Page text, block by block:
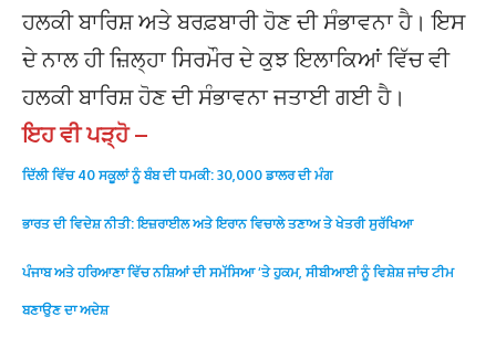
ਹਲਕੀ ਬਾਰਿਸ਼ ਅਤੇ ਬਰਫ਼ਬਾਰੀ ਹੋਣ ਦੀ ਸੰਭਾਵਨਾ ਹੈ। ਇਸ
ਦੇ ਨਾਲ ਹੀ ਜ਼ਿਲ੍ਹਾ ਸਿਰਮੌਰ ਦੇ ਕੁਝ ਇਲਾਕਿਆਂ ਵਿੱਚ ਵੀ
ਹਲਕੀ ਬਾਰਿਸ਼ ਹੋਣ ਦੀ ਸੰਭਾਵਨਾ ਜਤਾਈ ਗਈ ਹੈ।
ਇਹ ਵੀ ਪੜ੍ਹੋ –
ਦਿੱਲੀ ਵਿੱਚ 40 ਸਕੂਲਾਂ ਨੂੰ ਬੰਬ ਦੀ ਧਮਕੀ: 30,000 ਡਾਲਰ ਦੀ ਮੰਗ
ਭਾਰਤ ਦੀ ਵਿਦੇਸ਼ ਨੀਤੀ: ਇਜ਼ਰਾਈਲ ਅਤੇ ਇਰਾਨ ਵਿਚਾਲੇ ਤਣਾਅ ਤੇ ਖੇਤਰੀ ਸੁਰੱਖਿਆ
ਪੰਜਾਬ ਅਤੇ ਹਰਿਆਣਾ ਵਿੱਚ ਨਸ਼ਿਆਂ ਦੀ ਸਮੱਸਿਆ ‘ਤੇ ਹੁਕਮ, ਸੀਬੀਆਈ ਨੂੰ ਵਿਸ਼ੇਸ਼ ਜਾਂਚ ਟੀਮ
ਬਣਾਉਣ ਦਾ ਅਦੇਸ਼